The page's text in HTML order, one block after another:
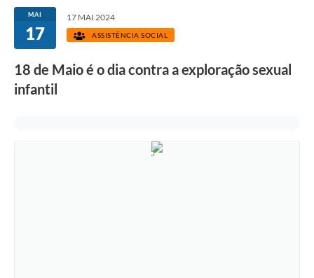
MAI
17
17 MAI 2024
ASSISTÊNCIA SOCIAL
18 de Maio é o dia contra a exploração sexual
infantil